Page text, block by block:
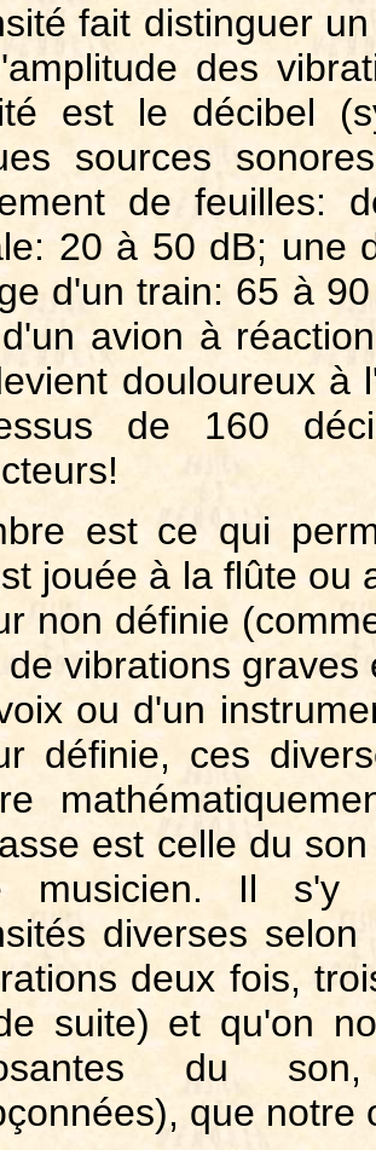
fait distinguer
des
est le décibel
sources
de feuilles:
20 à 50 dB; une
d'un train: 65 à
avion à
douloureux à
de 160
est ce qui
jouée à la flûte ou
non définie
de vibrations
ou d'un
définie, ces
est celle du
musicien. Il s'y
diverses
deux fois,
suite) et qu'on
du
que notre